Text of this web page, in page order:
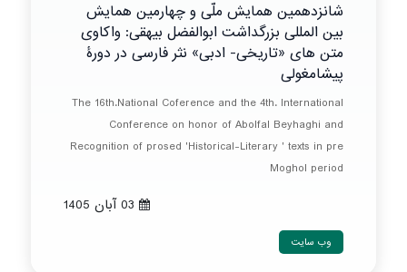
شانزدهمین همایش ملّی و چهارمین همایش
بین المللی بزرگداشت ابوالفضل بیهقی: واکاوی
متن های «تاریخی- ادبی» نثر فارسی در دورۀ
پیشامغولی
The 16th.National Coference and the 4th. International
Conference on honor of Abolfal Beyhaghi and
Recognition of prosed 'Historical-Literary ' texts in pre
Moghol period
وب سایت